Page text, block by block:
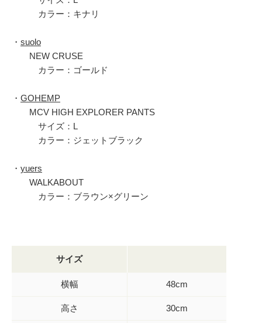
カラー：キナリ
・ suolo
NEW CRUSE
カラー：ゴールド
・ GOHEMP
MCV HIGH EXPLORER PANTS
サイズ：L
カラー：ジェットブラック
・ yuers
WALKABOUT
カラー：ブラウン×グリーン
サイズ
横幅 48cm
高さ 30cm